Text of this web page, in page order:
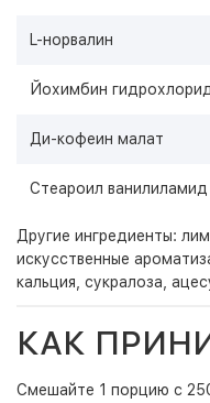
L-норвалин
Йохимбин
Ди-кофеин малат
Стеароил ванилиламид
Другие ингредиенты:
искусственные
кальция, сукралоза,
КАК
Смешайте 1 порцию с